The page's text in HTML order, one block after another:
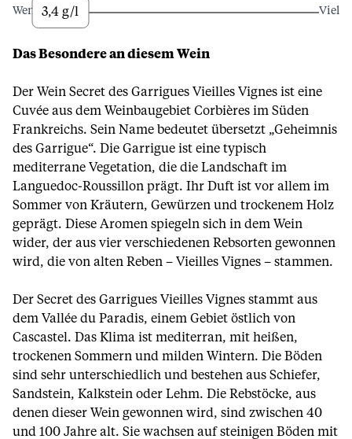
Wenig3,4 g/l Viel
Das Besondere an diesem Wein
Der Wein Secret des Garrigues Vieilles Vignes ist eine
Cuvée aus dem Weinbaugebiet Corbières im Süden
Frankreichs. Sein Name bedeutet übersetzt „Geheimnis
des Garrigue“. Die Garrigue ist eine typisch
mediterrane Vegetation, die die Landschaft im
Languedoc-Roussillon prägt. Ihr Duft ist vor allem im
Sommer von Kräutern, Gewürzen und trockenem Holz
geprägt. Diese Aromen spiegeln sich in dem Wein
wider, der aus vier verschiedenen Rebsorten gewonnen
wird, die von alten Reben – Vieilles Vignes – stammen.
Der Secret des Garrigues Vieilles Vignes stammt aus
dem Vallée du Paradis, einem Gebiet östlich von
Cascastel. Das Klima ist mediterran, mit heißen,
trockenen Sommern und milden Wintern. Die Böden
sind sehr unterschiedlich und bestehen aus Schiefer,
Sandstein, Kalkstein oder Lehm. Die Rebstöcke, aus
denen dieser Wein gewonnen wird, sind zwischen 40
und 100 Jahre alt. Sie wachsen auf steinigen Böden mit